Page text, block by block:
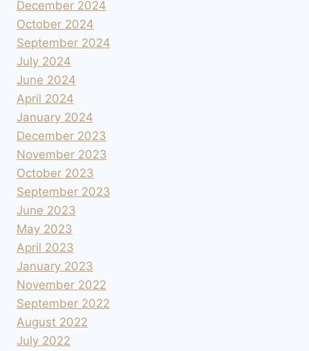
December 2024
October 2024
September 2024
July 2024
June 2024
April 2024
January 2024
December 2023
November 2023
October 2023
September 2023
June 2023
May 2023
April 2023
January 2023
November 2022
September 2022
August 2022
July 2022